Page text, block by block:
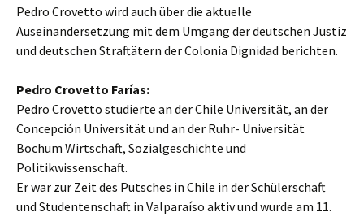
Pedro Crovetto wird auch über die aktuelle
Auseinandersetzung mit dem Umgang der deutschen Justiz
und deutschen Straftätern der Colonia Dignidad berichten.
Pedro Crovetto Farías:
Pedro Crovetto studierte an der Chile Universität, an der
Concepción Universität und an der Ruhr- Universität
Bochum Wirtschaft, Sozialgeschichte und
Politikwissenschaft.
Er war zur Zeit des Putsches in Chile in der Schülerschaft
und Studentenschaft in Valparaíso aktiv und wurde am 11.